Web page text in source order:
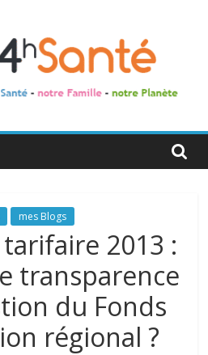
mes Blogs
2013 :
transparence
du Fonds
régional ?